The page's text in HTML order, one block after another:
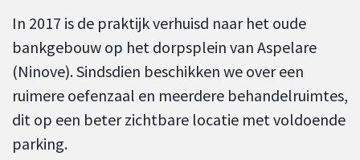
In 2017 is de praktijk verhuisd naar het oude
bankgebouw op het dorpsplein van Aspelare
(Ninove). Sindsdien beschikken we over een
ruimere oefenzaal en meerdere behandelruimtes,
dit op een beter zichtbare locatie met voldoende
parking.